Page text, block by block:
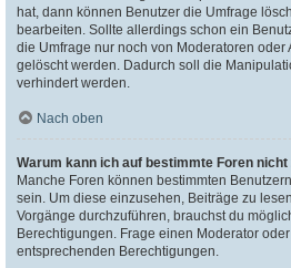
hat, dann können Benutzer die Umfrage
bearbeiten. Sollte allerdings schon ein
die Umfrage nur noch von Moderatoren
gelöscht werden. Dadurch soll die
verhindert werden.
Nach oben
Warum kann ich auf bestimmte Foren
Manche Foren können bestimmten
sein. Um diese einzusehen, Beiträge zu
Vorgänge durchzuführen, brauchst du
Berechtigungen. Frage einen Moderator
entsprechenden Berechtigungen.